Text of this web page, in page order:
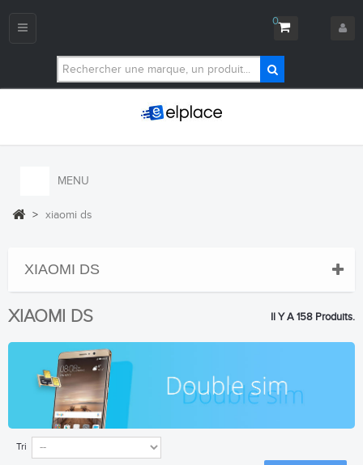
0
Navigation
MENU
> xiaomi ds
XIAOMI DS
XIAOMI DS Il Y A 158 Produits.
Tri